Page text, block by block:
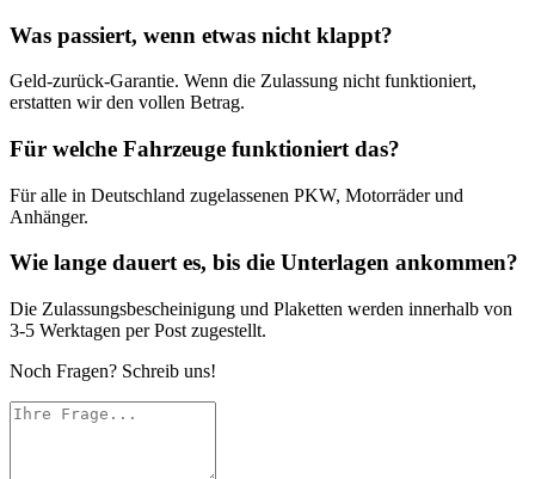
Was passiert, wenn etwas nicht klappt?
Geld-zurück-Garantie. Wenn die Zulassung nicht funktioniert,
erstatten wir den vollen Betrag.
Für welche Fahrzeuge funktioniert das?
Für alle in Deutschland zugelassenen PKW, Motorräder und
Anhänger.
Wie lange dauert es, bis die Unterlagen ankommen?
Die Zulassungsbescheinigung und Plaketten werden innerhalb von
3-5 Werktagen per Post zugestellt.
Noch Fragen? Schreib uns!